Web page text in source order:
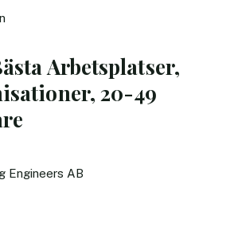
Arbetsplatser,
20-49
Engineers AB